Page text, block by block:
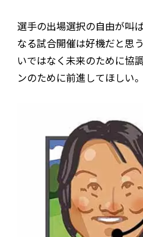
選手の出場選択の自由が叫
なる試合開催は好機だと思
いではなく未来のために協
ンのために前進してほしい。